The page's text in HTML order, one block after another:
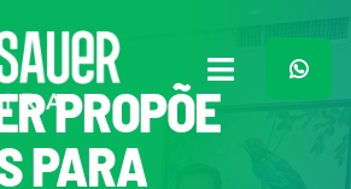
Toggle
Navigation
PROPÕE
PARA